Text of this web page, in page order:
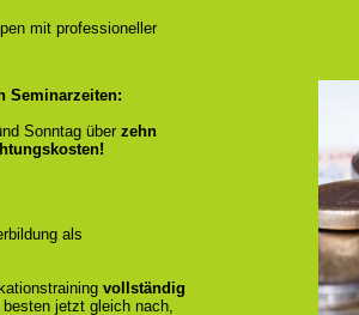
mit professioneller
Seminarzeiten:
Sonntag über zehn
als
vollständig
besten jetzt gleich nach,